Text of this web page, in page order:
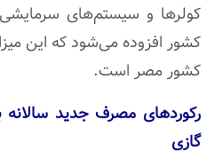
کولرها و سیستم‌های
کشور افزوده می‌شود که این
کشور مصر است.
گازی